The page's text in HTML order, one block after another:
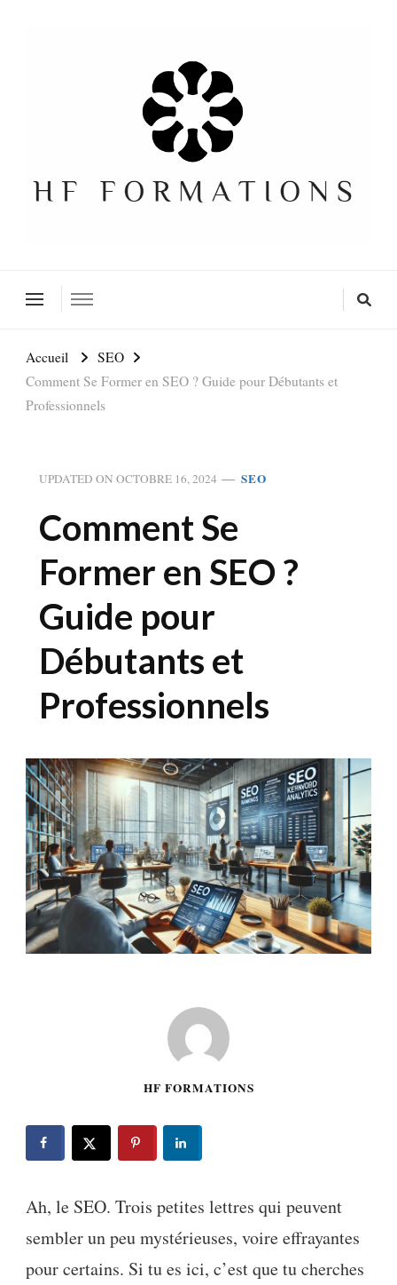
Accueil
SEO
Comment Se Former en SEO ? Guide pour Débutants et
Professionnels
UPDATED ON OCTOBRE 16, 2024 SEO
Comment Se
Former en SEO ?
Guide pour
Débutants et
Professionnels
HF FORMATIONS
Ah, le SEO. Trois petites lettres qui peuvent
sembler un peu mystérieuses, voire effrayantes
pour certains. Si tu es ici, c’est que tu cherches